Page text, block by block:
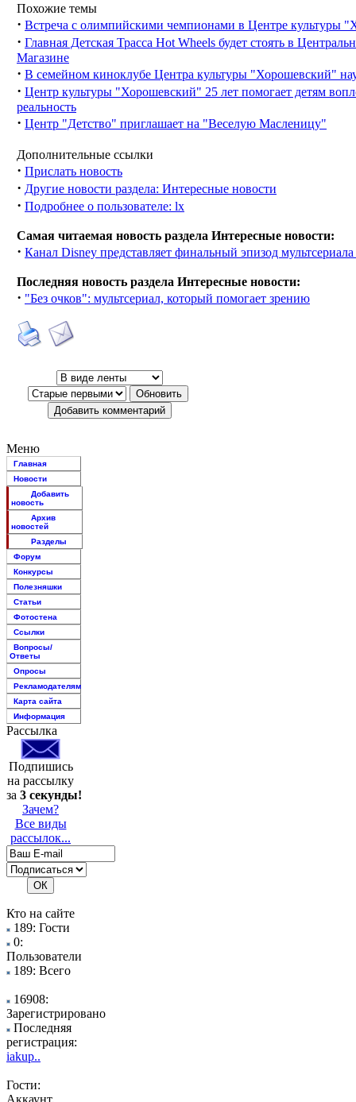
Похожие темы
· Встреча с олимпийскими чемпионами в Центре культуры
· Главная Детская Трасса Hot Wheels будет стоять в
Магазине
· В семейном киноклубе Центра культуры "Хорошевский"
· Центр культуры "Хорошевский" 25 лет помогает детям
реальность
· Центр "Детство" приглашает на "Веселую Масленицу"
Дополнительные ссылки
· Прислать новость
· Другие новости раздела: Интересные новости
· Подробнее о пользователе: lx
Самая читаемая новость раздела Интересные новости:
· Канал Disney представляет финальный эпизод
Последняя новость раздела Интересные новости:
· "Без очков": мультсериал, который помогает зрению
Меню
Главная
Новости
Добавить
новость
Архив
новостей
Разделы
Форум
Конкурсы
Полезняшки
Статьи
Фотостена
Ссылки
Вопросы/
Ответы
Опросы
Рекламодателям
Карта сайта
Информация
Рассылка
Подпишись
на рассылку
за 3 секунды!
Зачем?
Все виды
рассылок...
Кто на сайте
189: Гости
0:
Пользователи
189: Всего
16908:
Зарегистрировано
Последняя
регистрация:
iakup..
Гости:
Аккаунт,